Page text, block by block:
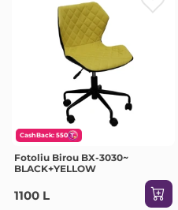
CashBack: 550
Fotoliu Birou BX-3030~
BLACK+YELLOW
1100 L